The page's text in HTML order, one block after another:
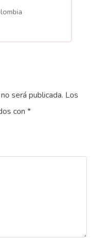
será publicada. Los
con*